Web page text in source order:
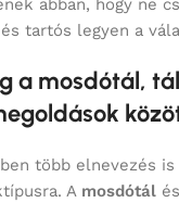
abban, hogy ne
tartós legyen a
a mosdótál,
több elnevezés
A mosdótál